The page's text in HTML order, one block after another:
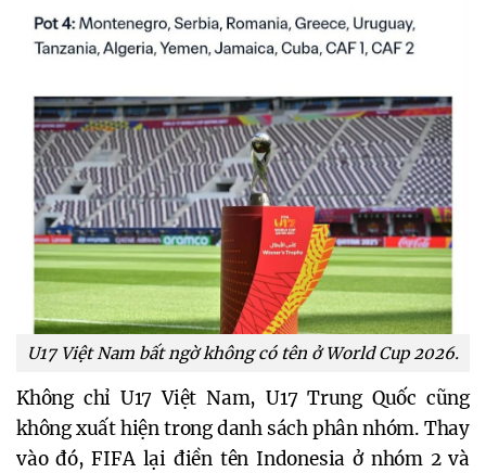
U17 Việt Nam bất ngờ không có tên ở World Cup 2026.
Không chỉ U17 Việt Nam, U17 Trung Quốc cũng
không xuất hiện trong danh sách phân nhóm. Thay
vào đó, FIFA lại điền tên Indonesia ở nhóm 2 và